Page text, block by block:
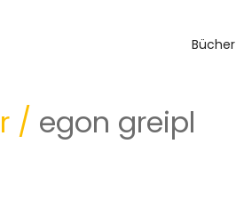
Bücher
/ egon greipl